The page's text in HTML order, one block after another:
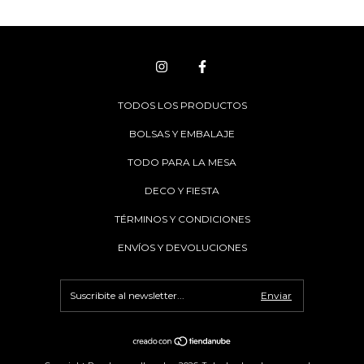
TODOS LOS PRODUCTOS
BOLSAS Y EMBALAJE
TODO PARA LA MESA
DECO Y FIESTA
TÉRMINOS Y CONDICIONES
ENVÍOS Y DEVOLUCIONES